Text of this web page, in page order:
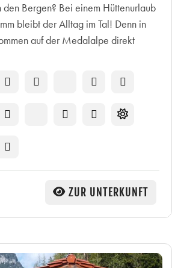
den Bergen? Bei einem Hüttenurlaub
bleibt der Alltag im Tal! Denn in
auf der Medalalpe direkt
ZUR UNTERKUNFT